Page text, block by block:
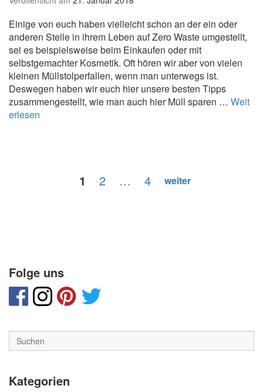
r
u
c
k
Einige von euch haben vielleicht schon an der ein oder
anderen Stelle in ihrem Leben auf Zero Waste umgestellt,
sei es beispielsweise beim Einkaufen oder mit
selbstgemachter Kosmetik. Oft hören wir aber von vielen
kleinen Müllstolperfallen, wenn man unterwegs ist.
Deswegen haben wir euch hier unsere besten Tipps
zusammengestellt, wie man auch hier Müll sparen … Weit
erlesen
e
w
e
s
Beitragsnavigation
Page
1 Page
2 … Page
4 weiter
Folge uns
Kategorien